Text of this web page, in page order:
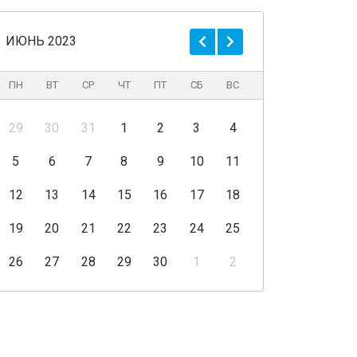
ИЮНЬ 2023
ПН ВТ СР ЧТ ПТ СБ ВС
29 30 31 1 2 3 4
5 6 7 8 9 10 11
12 13 14 15 16 17 18
19 20 21 22 23 24 25
26 27 28 29 30 1 2